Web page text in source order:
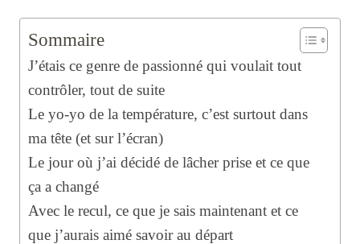
Sommaire
J’étais ce genre de passionné qui voulait tout
contrôler, tout de suite
Le yo-yo de la température, c’est surtout dans
ma tête (et sur l’écran)
Le jour où j’ai décidé de lâcher prise et ce que
ça a changé
Avec le recul, ce que je sais maintenant et ce
que j’aurais aimé savoir au départ